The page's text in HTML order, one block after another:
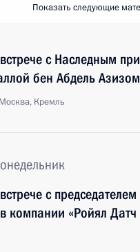
Показать следующие
с Наследным
бен Абдель
Москва, Кремль
с
компании «Ройял